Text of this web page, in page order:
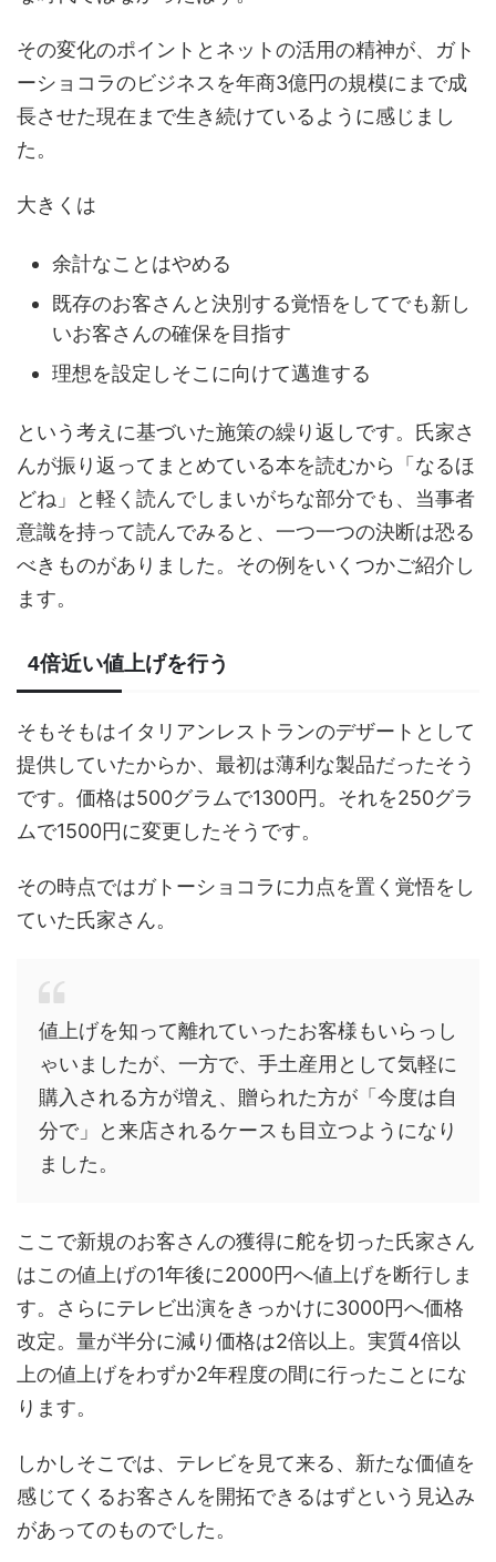
その変化のポイントとネットの活用の精神が、ガト
ーショコラのビジネスを年商3億円の規模にまで成
長させた現在まで生き続けているように感じまし
た。
大きくは
余計なことはやめる
既存のお客さんと決別する覚悟をしてでも新し
いお客さんの確保を目指す
理想を設定しそこに向けて邁進する
という考えに基づいた施策の繰り返しです。氏家さ
んが振り返ってまとめている本を読むから「なるほ
どね」と軽く読んでしまいがちな部分でも、当事者
意識を持って読んでみると、一つ一つの決断は恐る
べきものがありました。その例をいくつかご紹介し
ます。
4倍近い値上げを行う
そもそもはイタリアンレストランのデザートとして
提供していたからか、最初は薄利な製品だったそう
です。価格は500グラムで1300円。それを250グラ
ムで1500円に変更したそうです。
その時点ではガトーショコラに力点を置く覚悟をし
ていた氏家さん。
値上げを知って離れていったお客様もいらっし
ゃいましたが、一方で、手土産用として気軽に
購入される方が増え、贈られた方が「今度は自
分で」と来店されるケースも目立つようになり
ました。
ここで新規のお客さんの獲得に舵を切った氏家さん
はこの値上げの1年後に2000円へ値上げを断行しま
す。さらにテレビ出演をきっかけに3000円へ価格
改定。量が半分に減り価格は2倍以上。実質4倍以
上の値上げをわずか2年程度の間に行ったことにな
ります。
しかしそこでは、テレビを見て来る、新たな価値を
感じてくるお客さんを開拓できるはずという見込み
があってのものでした。